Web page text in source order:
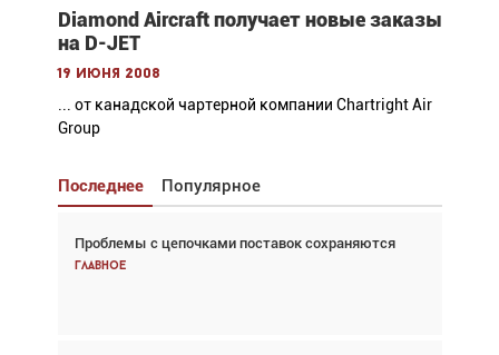
Diamond Aircraft получает новые заказы
на D-JET
19 июня 2008
... от канадской чартерной компании Chartright Air
Group
Последнее Популярное
Проблемы с цепочками поставок сохраняются
Главное
Взгляд с высоты: тандем вертолётов и БПЛА в
спасательных операциях